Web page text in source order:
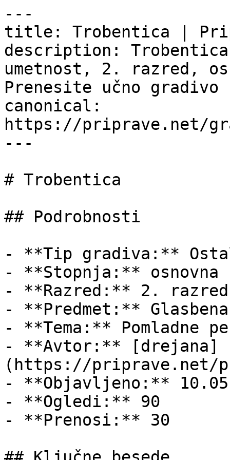
---
title: Trobentica |
description:
umetnost, 2. razred,
Prenesite učno
canonical:
https://priprave.net/
---
# Trobentica
## Podrobnosti
- **Tip gradiva:**
- **Stopnja:** osnovna
- **Razred:** 2. razred
- **Predmet:**
- **Tema:** Pomladne
- **Avtor:** [drejana]
(https://priprave.net/
- **Objavljeno:**
- **Ogledi:** 90
- **Prenosi:** 30